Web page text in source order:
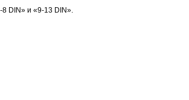
DIN» и «9-13 DIN».